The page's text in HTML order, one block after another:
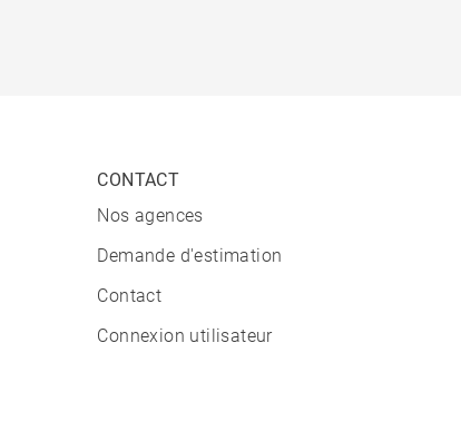
CONTACT
Nos agences
Demande d'estimation
Contact
Connexion utilisateur